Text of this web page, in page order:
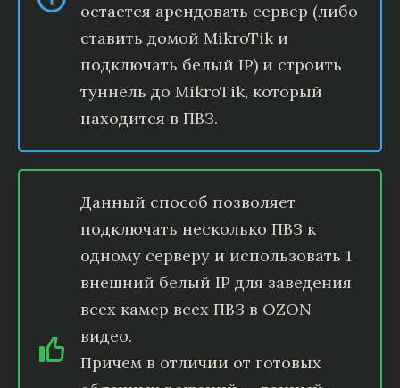
остается арендовать сервер (либо
ставить домой MikroTik и
подключать белый IP) и строить
туннель до MikroTik, который
находится в ПВЗ.
Данный способ позволяет
подключать несколько ПВЗ к
одному серверу и использовать 1
внешний белый IP для заведения
всех камер всех ПВЗ в OZON
видео.
Причем в отличии от готовых